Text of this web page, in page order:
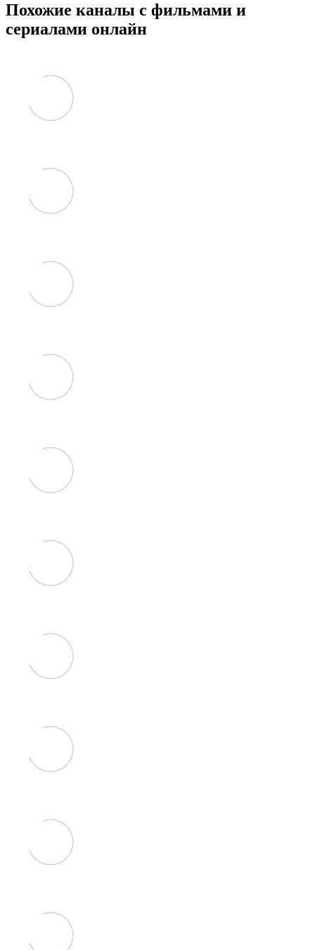
Похожие каналы с фильмами и
сериалами онлайн